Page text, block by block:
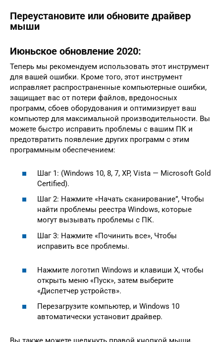
Переустановите или обновите драйвер
мыши
Июньское обновление 2020:
Теперь мы рекомендуем использовать этот инструмент
для вашей ошибки. Кроме того, этот инструмент
исправляет распространенные компьютерные ошибки,
защищает вас от потери файлов, вредоносных
программ, сбоев оборудования и оптимизирует ваш
компьютер для максимальной производительности. Вы
можете быстро исправить проблемы с вашим ПК и
предотвратить появление других программ с этим
программным обеспечением:
Шаг 1: (Windows 10, 8, 7, XP, Vista — Microsoft Gold
Certified).
Шаг 2: Нажмите «Начать сканирование”, Чтобы
найти проблемы реестра Windows, которые
могут вызывать проблемы с ПК.
Шаг 3: Нажмите «Починить все», Чтобы
исправить все проблемы.
Нажмите логотип Windows и клавиши X, чтобы
открыть меню «Пуск», затем выберите
«Диспетчер устройств».
Перезагрузите компьютер, и Windows 10
автоматически установит драйвер.